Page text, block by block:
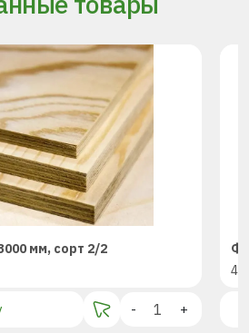
мм, сорт 2/2
- +
43